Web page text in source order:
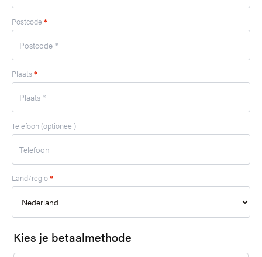
Postcode *
Plaats*
Telefoon (optioneel)
Land/regio*
Kies je betaalmethode